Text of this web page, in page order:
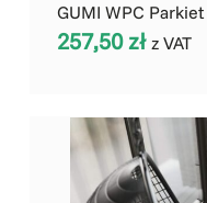
GUMI WPC
257,50zł z VAT